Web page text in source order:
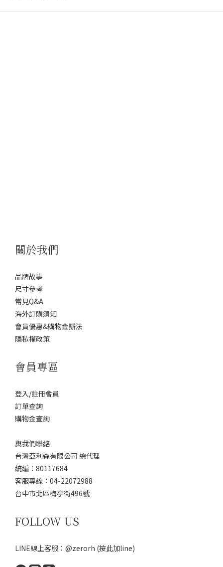
關於我們
品牌故事
尺寸參考
常見Q&A
海外訂購須知
會員優惠&購物金辦法
隱私權政策
會員專區
登入/註冊會員
訂單查詢
購物金查詢
與我們聯絡
台灣亞利森有限公司 總代理
統編：80117684
客服專線：04-22072988
台中市北區梅亭街496號
FOLLOW US
LINE線上客服：@zerorh (按此加line)